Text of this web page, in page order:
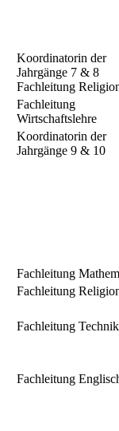
Koordinatorin der
Jahrgänge 7 & 8
Fachleitung
Fachleitung
Wirtschaftslehre
Koordinatorin der
Jahrgänge 9 & 10
Fachleitung
Fachleitung
Fachleitung Technik
Fachleitung